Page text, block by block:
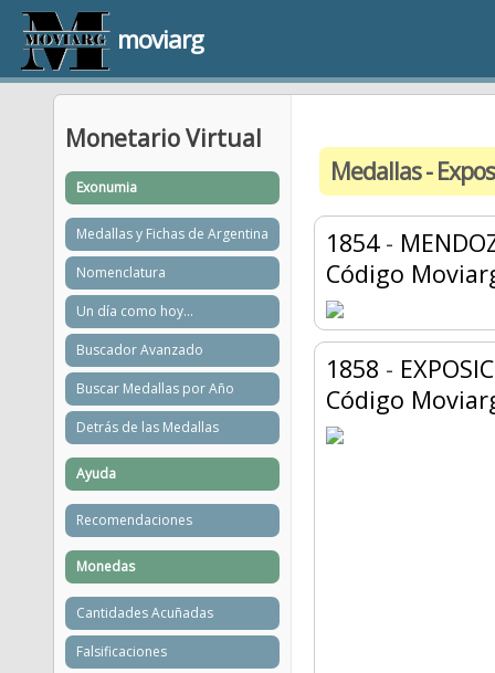
moviarg
Medallas -
1854-
Código
1858 -
Código
Monetario Virtual
Exonumia
Medallas y Fichas de Argentina
Nomenclatura
Un día como hoy...
Buscador Avanzado
Buscar Medallas por Año
Detrás de las Medallas
Ayuda
Recomendaciones
Monedas
Cantidades Acuñadas
Falsificaciones